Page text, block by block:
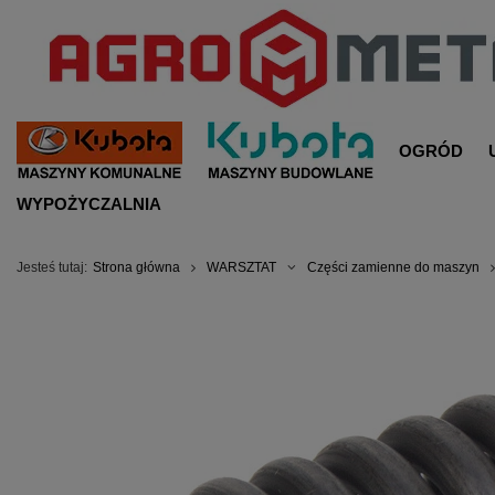
OGRÓD
WYPOŻYCZALNIA
Jesteś tutaj: Strona główna WARSZTAT Części zamienne do maszyn